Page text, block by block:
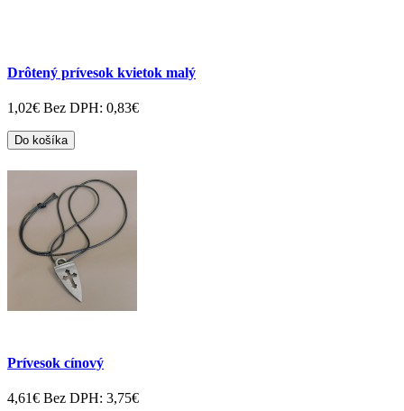
Drôtený prívesok kvietok malý
1,02€ Bez DPH: 0,83€
Do košíka
Prívesok cínový
4,61€ Bez DPH: 3,75€